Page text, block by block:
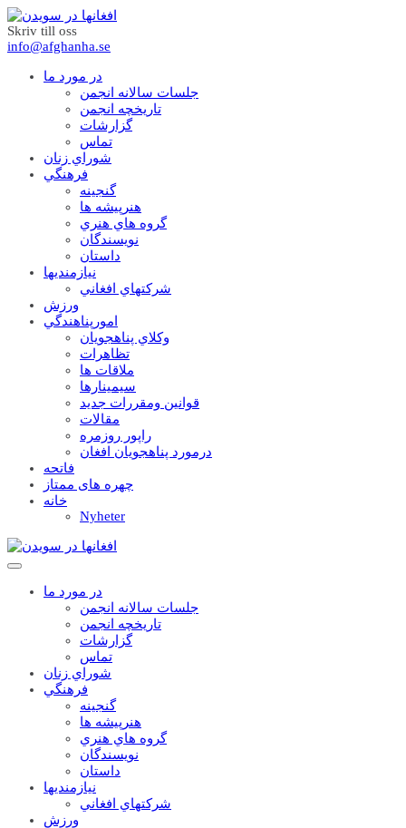
Skriv till oss
info@afghanha.se
در مورد ما
جلسات سالانه انجمن
تاریخچه انجمن
گزارشات
تماس
شوراي زنان
فرهنگي
گنجينه
هنرپيشه ها
گروه هاي هنري
نويسندگان
داستان
نيازمنديها
شرکتهاي افغاني
ورزش
امورپناهندگي
وکلاي پناهجويان
تظاهرات
ملاقات ها
سيمينارها
قوانين ومقررات جديد
مقالات
راپور روزمره
درمورد پناهجويان افغان
فاتحه
چهره های ممتاز
خانه
Nyheter
در مورد ما
جلسات سالانه انجمن
تاریخچه انجمن
گزارشات
تماس
شوراي زنان
فرهنگي
گنجينه
هنرپيشه ها
گروه هاي هنري
نويسندگان
داستان
نيازمنديها
شرکتهاي افغاني
ورزش